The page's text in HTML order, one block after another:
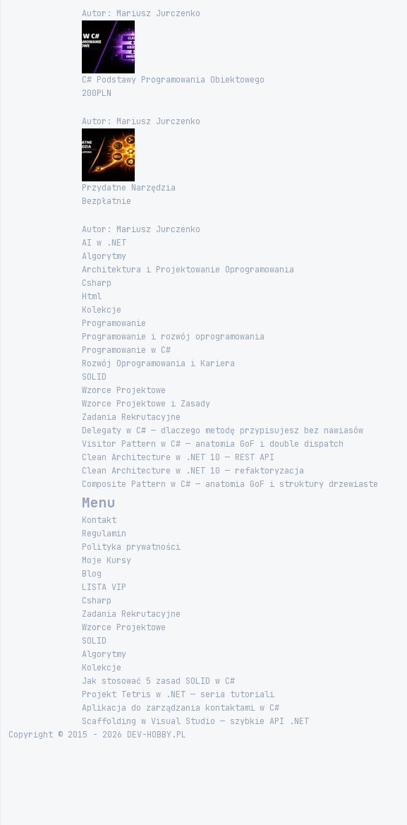
Autor: Mariusz Jurczenko
C# Podstawy Programowania Obiektowego
200PLN
Autor: Mariusz Jurczenko
Przydatne Narzędzia
Bezpłatnie
Autor: Mariusz Jurczenko
AI w .NET
Algorytmy
Architektura i Projektowanie Oprogramowania
Csharp
Html
Kolekcje
Programowanie
Programowanie i rozwój oprogramowania
Programowanie w C#
Rozwój Oprogramowania i Kariera
SOLID
Wzorce Projektowe
Wzorce Projektowe i Zasady
Zadania Rekrutacyjne
Delegaty w C# — dlaczego metodę przypisujesz bez nawiasów
Visitor Pattern w C# — anatomia GoF i double dispatch
Clean Architecture w .NET 10 — REST API
Clean Architecture w .NET 10 — refaktoryzacja
Composite Pattern w C# — anatomia GoF i struktury drzewiaste
Menu
Kontakt
Regulamin
Polityka prywatności
Moje Kursy
Blog
LISTA VIP
Csharp
Zadania Rekrutacyjne
Wzorce Projektowe
SOLID
Algorytmy
Kolekcje
Jak stosować 5 zasad SOLID w C#
Projekt Tetris w .NET — seria tutoriali
Aplikacja do zarządzania kontaktami w C#
Scaffolding w Visual Studio — szybkie API .NET
Copyright © 2015 - 2026 DEV-HOBBY.PL